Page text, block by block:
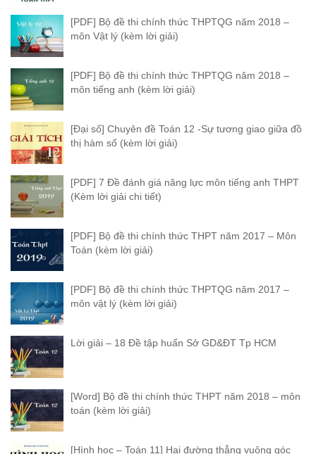
[PDF] Bộ đề thi chính thức THPTQG năm 2018 –
môn Vật lý (kèm lời giải)
[PDF] Bộ đề thi chính thức THPTQG năm 2018 –
môn tiếng anh (kèm lời giải)
[Đại số] Chuyên đề Toán 12 -Sự tương giao giữa đồ
thị hàm số (kèm lời giải)
[PDF] 7 Đề đánh giá năng lực môn tiếng anh THPT
(Kèm lời giải chi tiết)
[PDF] Bộ đề thi chính thức THPT năm 2017 – Môn
Toán (kèm lời giải)
[PDF] Bộ đề thi chính thức THPTQG năm 2017 –
môn vật lý (kèm lời giải)
Lời giải – 18 Đề tập huấn Sở GD&ĐT Tp HCM
[Word] Bộ đề thi chính thức THPT năm 2018 – môn
toán (kèm lời giải)
[Hình học – Toán 11] Hai đường thẳng vuông góc